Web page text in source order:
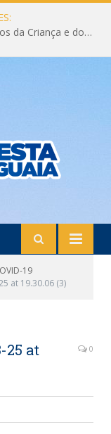
Eleição do Conselho Municipal dos Direitos da Criança e do Adolescente CMDCA 2026
19
at 19.30.06 (3)
25 at
0